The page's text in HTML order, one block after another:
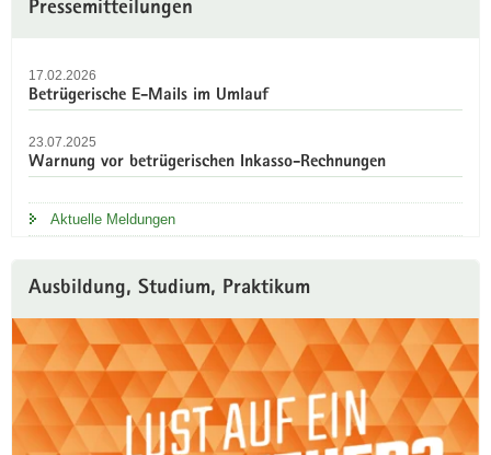
t
e
e
r
p
t
Information
Pressemitteilungen
17.02.2026
Betrügerische E-Mails im Umlauf
23.07.2025
Warnung vor betrügerischen Inkasso-Rechnungen
Aktuelle Meldungen
Ausbildung, Studium, Praktikum